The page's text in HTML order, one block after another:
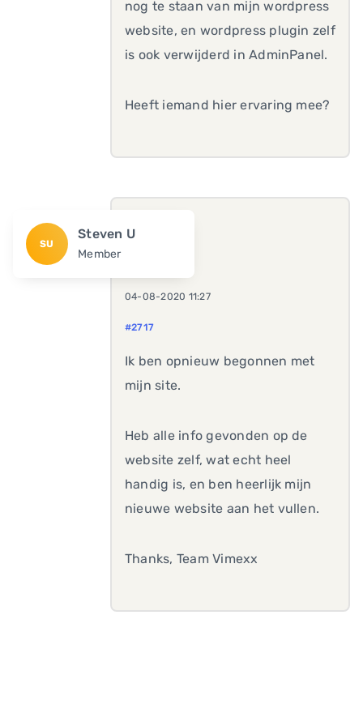
nog te staan van mijn wordpress
website, en wordpress plugin zelf
is ook verwijderd in AdminPanel.
Heeft iemand hier ervaring mee?
SU
Steven U
Member
04-08-2020 11:27
#2717
Ik ben opnieuw begonnen met
mijn site.
Heb alle info gevonden op de
website zelf, wat echt heel
handig is, en ben heerlijk mijn
nieuwe website aan het vullen.
Thanks, Team Vimexx